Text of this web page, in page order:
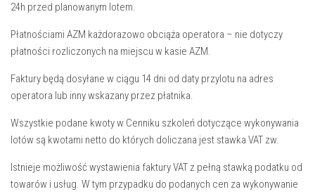
24h przed planowanym lotem.
Płatnościami AZM każdorazowo obciąża operatora – nie dotyczy
płatności rozliczonych na miejscu w kasie AZM.
Faktury będą dosyłane w ciągu 14 dni od daty przylotu na adres
operatora lub inny wskazany przez płatnika.
Wszystkie podane kwoty w Cenniku szkoleń dotyczące wykonywania
lotów są kwotami netto do których doliczana jest stawka VAT zw.
Istnieje możliwość wystawienia faktury VAT z pełną stawką podatku od
towarów i usług. W tym przypadku do podanych cen za wykonywanie